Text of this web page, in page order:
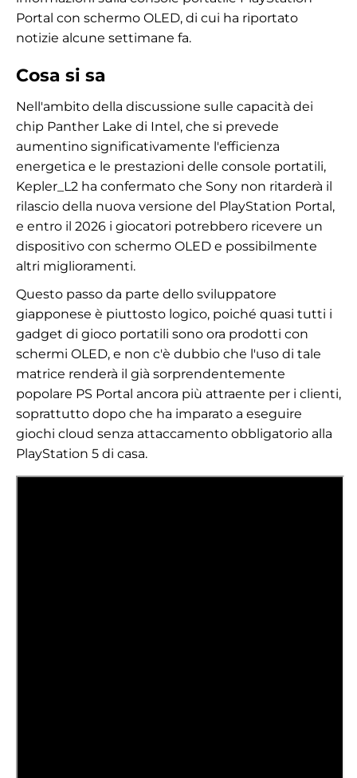
Portal con schermo OLED, di cui ha riportato
notizie alcune settimane fa.
Cosa si sa
Nell'ambito della discussione sulle capacità dei
chip Panther Lake di Intel, che si prevede
aumentino significativamente l'efficienza
energetica e le prestazioni delle console portatili,
Kepler_L2 ha confermato che Sony non ritarderà il
rilascio della nuova versione del PlayStation Portal,
e entro il 2026 i giocatori potrebbero ricevere un
dispositivo con schermo OLED e possibilmente
altri miglioramenti.
Questo passo da parte dello sviluppatore
giapponese è piuttosto logico, poiché quasi tutti i
gadget di gioco portatili sono ora prodotti con
schermi OLED, e non c'è dubbio che l'uso di tale
matrice renderà il già sorprendentemente
popolare PS Portal ancora più attraente per i clienti,
soprattutto dopo che ha imparato a eseguire
giochi cloud senza attaccamento obbligatorio alla
PlayStation 5 di casa.